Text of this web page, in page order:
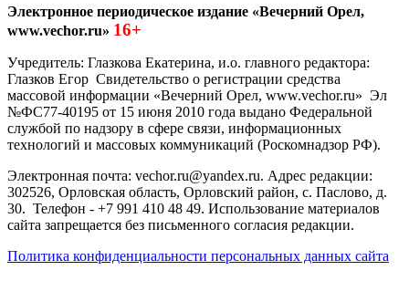
Электронное периодическое издание «Вечерний Орел,
www.vechor.ru» 16+
Учредитель: Глазкова Екатерина, и.о. главного редактора:
Глазков Егор Свидетельство о регистрации средства
массовой информации «Вечерний Орел, www.vechor.ru» Эл
№ФС77-40195 от 15 июня 2010 года выдано Федеральной
службой по надзору в сфере связи, информационных
технологий и массовых коммуникаций (Роскомнадзор РФ).
Электронная почта: vechor.ru@yandex.ru. Адрес редакции:
302526, Орловская область, Орловский район, с. Паслово, д.
30. Телефон - +7 991 410 48 49. Использование материалов
сайта запрещается без письменного согласия редакции.
Политика конфиденциальности персональных данных сайта